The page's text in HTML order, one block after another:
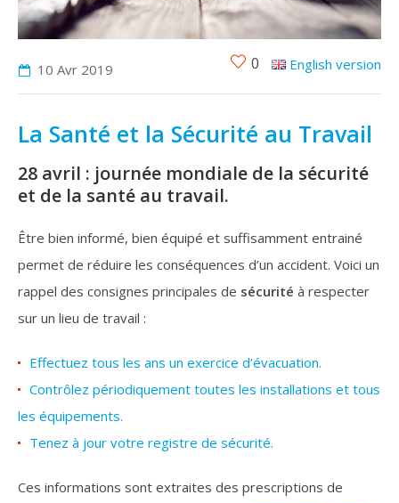
10 Avr 2019 0 English version
La Santé et la Sécurité au Travail
28 avril : journée mondiale de la sécurité
et de la santé au travail.
Être bien informé, bien équipé et suffisamment entrainé
permet de réduire les conséquences d’un accident. Voici un
rappel des consignes principales de sécurité à respecter
sur un lieu de travail :
Effectuez tous les ans un exercice d’évacuation.
Contrôlez périodiquement toutes les installations et tous
les équipements.
Tenez à jour votre registre de sécurité.
Ces informations sont extraites des prescriptions de